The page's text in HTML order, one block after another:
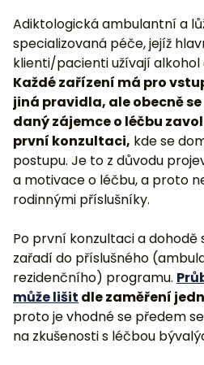
Adiktologická ambulantní a
specializovaná péče, jejíž
klienti/pacienti užívají alkohol
Každé zařízení má pro
jiná pravidla, ale obecně
daný zájemce o léčbu
první konzultaci, kde se
postupu. Je to z důvodu
a motivace o léčbu, a proto
rodinnými příslušníky.
Po první konzultaci a dohodě
zařadí do příslušného
rezidenčního) programu.
může lišit dle zaměření
proto je vhodné se předem
na zkušenosti s léčbou